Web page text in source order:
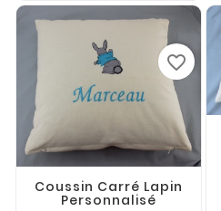
Coussin Carré Lapin
Personnalisé
favorite_border